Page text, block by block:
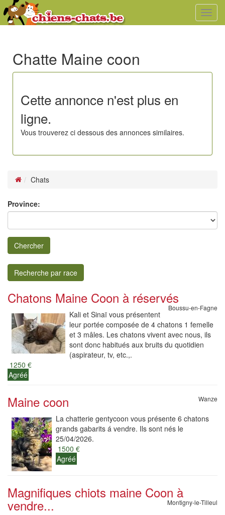
Chatte Maine coon
Cette annonce n'est plus en
ligne.
Vous trouverez ci dessous des annonces similaires.
Chats
Province:
Chercher
Recherche par race
Chatons Maine Coon à réservés
Boussu-en-Fagne
Kali et Sinaï vous présentent
leur portée composée de 4 chatons 1 femelle
et 3 mâles. Les chatons vivent avec nous, ils
sont donc habitués aux bruits du quotidien
(aspirateur, tv, etc.,.
1250 €
Agréé
Maine coon Wanze
La chatterie gentycoon vous présente 6 chatons
grands gabarits á vendre. Ils sont nés le
25/04/2026.
1500 €
Agréé
Magnifiques chiots maine Coon à
vendre... Montigny-le-Tilleul